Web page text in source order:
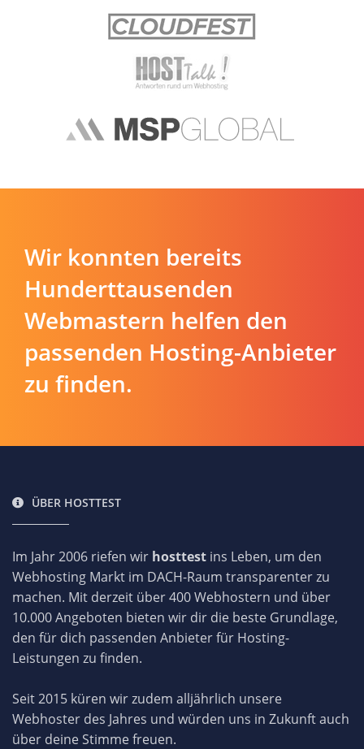
Wir konnten bereits
Hunderttausenden
Webmastern helfen den
passenden Hosting-Anbieter
zu finden.
ÜBER HOSTTEST
Im Jahr 2006 riefen wir hosttest ins Leben, um den
Webhosting Markt im DACH-Raum transparenter zu
machen. Mit derzeit über 400 Webhostern und über
10.000 Angeboten bieten wir dir die beste Grundlage,
den für dich passenden Anbieter für Hosting-
Leistungen zu finden.
Seit 2015 küren wir zudem alljährlich unsere
Webhoster des Jahres und würden uns in Zukunft auch
über deine Stimme freuen.